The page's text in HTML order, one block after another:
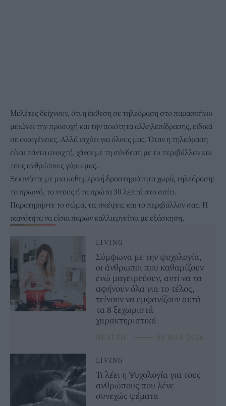
Μελέτες δείχνουν, ότι η έκθεση σε τηλεόραση στο παρασκήνιο
μειώνει την προσοχή και την ποιότητα αλληλεπίδρασης, ειδικά
σε οικογένειες. Αλλά ισχύει για όλους μας. Όταν η τηλεόραση
είναι πάντα ανοιχτή, χάνουμε τη σύνδεση με το περιβάλλον και
τους ανθρώπους γύρω μας.
Ξεκινήστε με μια καθημερινή δραστηριότητα χωρίς τηλεόραση:
το πρωινό, το ντους ή τα πρώτα 30 λεπτά στο σπίτι.
Παρατηρήστε το σώμα, τις σκέψεις και το περιβάλλον σας. Η
ικανότητα να είσαι παρών καλλιεργείται με εξάσκηση.
LIVING
Σύμφωνα με την ψυχολογία,
οι άνθρωποι που καθαρίζουν
ενώ μαγειρεύουν, αντί να τα
αφήνουν όλα για το τέλος,
τείνουν να εμφανίζουν αυτά
τα 8 ξεχωριστά
χαρακτηριστικά
HEALTH ⸻ 05 MAR 2026
LIVING
Τι λέει η Ψυχολογία για τους
ανθρώπους που λένε
συνεχώς ψέματα